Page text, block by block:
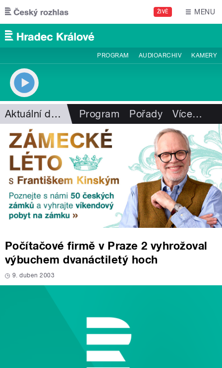
Přejít k hlavnímu obsahu
ŽIVĚ MENU
PROGRAM AUDIOARCHIV KAMERY
Aktuální dění Program Pořady Více…
Počítačové firmě v Praze 2 vyhrožoval
výbuchem dvanáctiletý hoch
9. duben 2003